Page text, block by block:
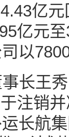
亿
亿元
以
长王
注销
长航